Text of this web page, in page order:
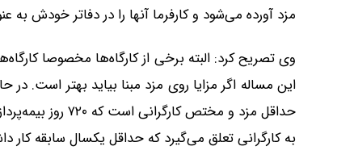
مزد آورده می‌شود و کارفرما آنها را در دفاتر خودش
وی تصریح کرد: البته برخی از کارگاه‌ها مخصوصا
این مساله اگر مزایا روی مزد مبنا بیاید بهتر است.
حداقل مزد و
به کارگرانی تعلق می‌گیرد که حداقل یکسال سابقه کار